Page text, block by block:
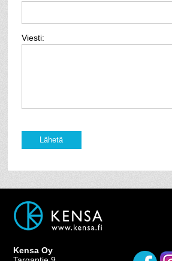
Viesti:
Kensa Oy